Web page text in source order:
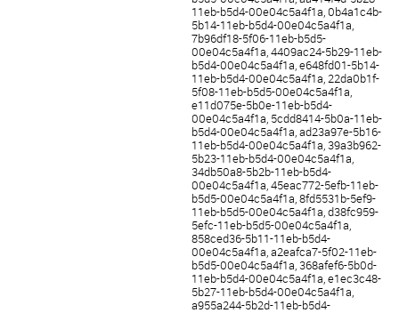
11eb-b5d4-00e04c5a4f1a, 0b4a1c4b-
5b14-11eb-b5d4-00e04c5a4f1a,
7b96df18-5f06-11eb-b5d5-
00e04c5a4f1a, 4409ac24-5b29-11eb-
b5d4-00e04c5a4f1a, e648fd01-5b14-
11eb-b5d4-00e04c5a4f1a, 22da0b1f-
5f08-11eb-b5d5-00e04c5a4f1a,
e11d075e-5b0e-11eb-b5d4-
00e04c5a4f1a, 5cdd8414-5b0a-11eb-
b5d4-00e04c5a4f1a, ad23a97e-5b16-
11eb-b5d4-00e04c5a4f1a, 39a3b962-
5b23-11eb-b5d4-00e04c5a4f1a,
34db50a8-5b2b-11eb-b5d4-
00e04c5a4f1a, 45eac772-5efb-11eb-
b5d5-00e04c5a4f1a, 8fd5531b-5ef9-
11eb-b5d5-00e04c5a4f1a, d38fc959-
5efc-11eb-b5d5-00e04c5a4f1a,
858ced36-5b11-11eb-b5d4-
00e04c5a4f1a, a2eafca7-5f02-11eb-
b5d5-00e04c5a4f1a, 368afef6-5b0d-
11eb-b5d4-00e04c5a4f1a, e1ec3c48-
5b27-11eb-b5d4-00e04c5a4f1a,
a955a244-5b2d-11eb-b5d4-